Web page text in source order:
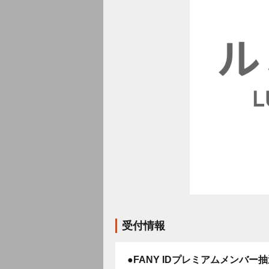
受付情報
●FANY IDプレミアムメンバー